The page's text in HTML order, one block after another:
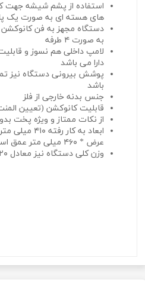
استفاده از پشم شیشه جهت
های هسته ای به صورت یک
دستگاه مجهز به فن
به صورت ۴ طرفه
دارا می باشد
پوشش بیرونی دستگاه نیز
باشد
جنس بدنه خارجی از فلز
قابلیت کانوکشن (تعیین
از نکات ممتاز و ویژه پخت
عرض * ۴۶۰ میلی متر عمق است.
وزن کلی دستگاه نیز معادل ۲۰ کیلوگرم می باشد